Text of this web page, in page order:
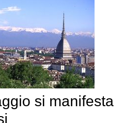
si manifesta